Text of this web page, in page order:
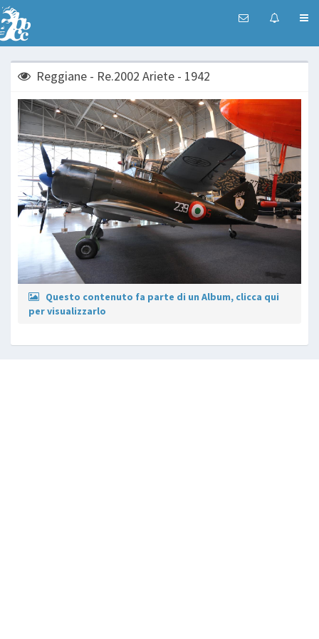
Reggiane - Re.2002 Ariete - 1942
Questo contenuto fa parte di un Album, clicca qui
per visualizzarlo